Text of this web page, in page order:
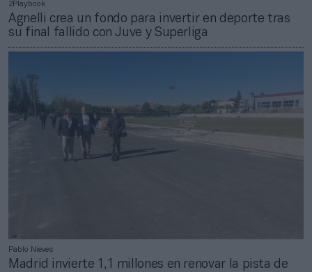
2Playbook
Agnelli crea un fondo para invertir en deporte tras
su final fallido con Juve y Superliga
Pablo Nieves
Madrid invierte 1,1 millones en renovar la pista de